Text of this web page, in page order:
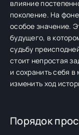
влияние
поколение. На
особое значение.
будущего, в
судьбу
стоит непростая
и сохранить себя
изменить ход
Порядок